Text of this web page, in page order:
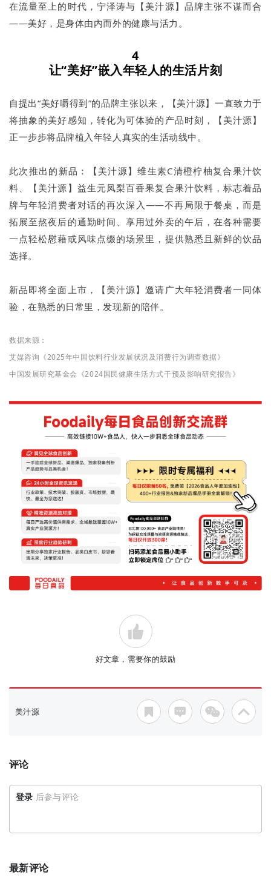
在流量至上的时代，宁泽涛与【美汁源】品牌主张不谋而合
——美好，是身体由内而外的健康与活力。
4
让“美好”嵌入年轻人的生活片刻
自提出“美好嚼得到”的品牌主张以来，【美汁源】一直致力于
将抽象的美好感知，转化为可体验的产品时刻，【美汁源】
正一步步将品牌植入年轻人真实的生活动线中。
此次推出的新品：【美汁源】维生素C清橙柠柚复合果汁饮
料、【美汁源】益生元凤梨百香果复合果汁饮料，标志着品
牌与年轻消费者对话的再次深入——不再局限于餐桌，而是
拓展至熬夜后的通勤时间、享用过外卖的午后，在各种需要
一点轻松慰藉或风味点缀的场景里，提供熟悉且新鲜的饮品
选择。
新品即将全面上市，【美汁源】邀请广大年轻消费者一同体
验，在熟悉的日常里，发现新的陪伴。
数据来源：
艾媒咨询《2025年中国饮料行业发展状况及消费行为调查数据》
中国发展研究基金会《2024国民健康生活方式干预及影响研究报告》
好文章，需要你的鼓励
美汁源
评论
登录 后参与评论
最新评论